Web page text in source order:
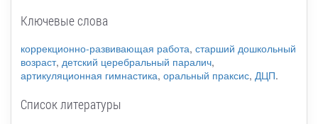
Ключевые слова
коррекционно-развивающая работа, старший дошкольный
возраст, детский церебральный паралич,
артикуляционная гимнастика, оральный праксис, ДЦП.
Список литературы